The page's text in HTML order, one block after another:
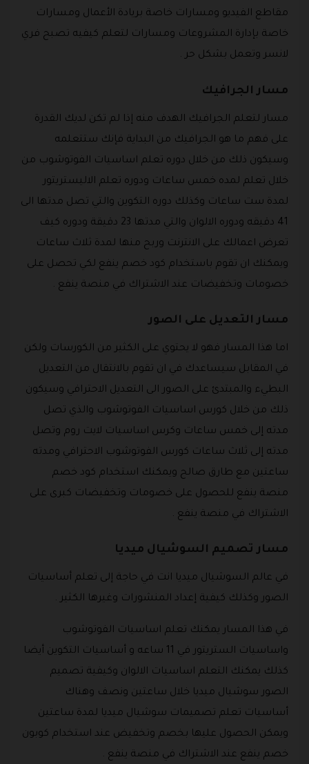
مقاطع الفيديو ومسارات خاصة بريادة الأعمال ومسارات
خاصة بإدارة المشروعات ومسارات لتعلم كيفيه تصبح فري
لانسر وتعمل بشكل حر .
مسار الجرافيك
مسار لتعلم الجرافيك الهدف منه إذا لم تكن لديك القدرة
على فهم ما هو الجرافيك من البداية فإنك ستتعلمه
وسيكون ذلك من خلال دوره تعلم اساسيات الفوتوشوب من
خلال تعلم لمده خمس ساعات ودوره تعلم الاليستريتور
لمدة ست ساعات وكذلك دوره التكوين والتي تصل مدتها الى
41 دقيقه ودوره الالوان والتي مدتها 23 دقيقة ودوره كيف
تعرض اعمالك على الانترنت وربح منها لمدة ثلاث ساعات
ويمكنك ان تقوم باستخدام كود خصم ينفع لكي تحصل على
خصومات وتخفيضات عند الاشتراك في منصة ينفع .
مسار التعديل على الصور
اما هذا المسار فهو لا يحتوي على الكثير من الكورسات ولكن
في المقابل سيساعدك في ان تقوم بالانتقال من التعديل
البطيء والمبتدئ على الصور الى التعديل الاحترافي وسيكون
ذلك من خلال كورس اساسيات الفوتوشوب والذي تصل
مدته إلى خمس ساعات وكرس اساسيات لايت روم وتصل
مدته إلى ثلاث ساعات كورس الفوتوشوب الاحترافي ومدته
ساعتين مع طارق صالح ويمكنك استخدام كود خصم
منصة ينفع للحصول على خصومات وتخفيضات كبرى على
الاشتراك في منصة ينفع .
مسار تصميم السوشيال ميديا
في عالم السوشيال ميديا انت في حاجة إلى تعلم أساسيات
الصور وكذلك كيفية إعداد المنشورات وغيرها الكثير .
في هذا المسار يمكنك تعلم اساسيات الفوتوشوب
واساسيات الستريتور في 11 ساعه و أساسيات التكوين أيضا
كذلك يمكنك التعلم اساسيات الالوان وكيفية تصميم
الصور سوشيال ميديا خلال ساعتين ونصف وهناك
أساسيات تعلم تصميمات سوشيال ميديا لمدة ساعتين
ويمكن الحصول عليها بخصم وتخفيض عند استخدام كوبون
خصم ينفع عند الاشتراك في منصة ينفع .